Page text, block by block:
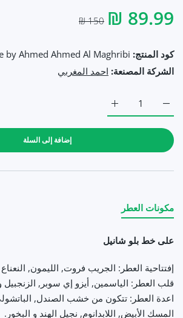
89.99 ₪
150 ₪
كود المنتج:
الشركة المصنعة: احمد المغربي
زيادة كمية Blue by Ahmed Al Maghribi احمد المُغربي - بلو أحمد (100مل رجالي) Default Title زيادة كمية Blue by Ahmed Al Maghribi احمد المُغربي - بلو أحمد (100مل رجالي) Default Title
إضافة إلى السلة
مكونات العطر
على خط بلو شانيل
إفتتاحية العطر: الجريب فروت, الليمون,
قلب العطر: الياسمين, أيزو إي سوبر,
اعدة العطر: تتكون من خشب الصندل,
المسك الأبيض, اللابدانوم, نجيل الهند و البخور.